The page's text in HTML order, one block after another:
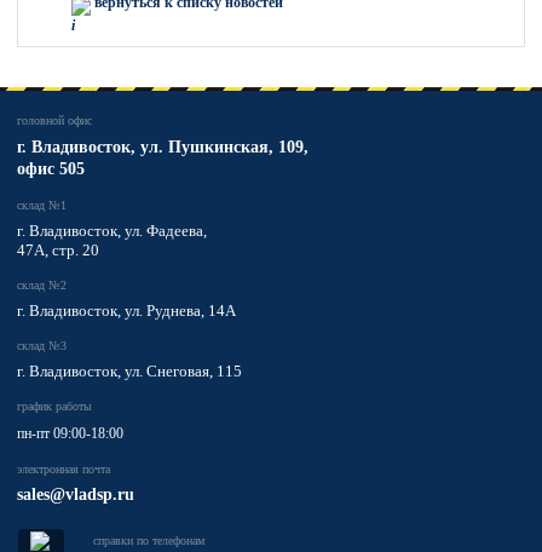
головной офис
​г. Владивосток, ул. Пушкинская, 109,
офис 505
график работы
пн-пт 09:00-18:00
электронная почта
sales@vladsp.ru
склад №1
г. Владивосток, ул. Фадеева,
47А, стр. 20
склад №2
г. Владивосток, ул. Руднева, 14А
склад №3
г. Владивосток, ул. Снеговая, 115
справки по телефонам